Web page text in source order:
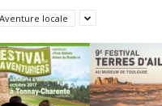
Aventure locale